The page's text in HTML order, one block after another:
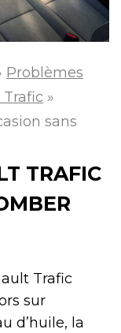
Problèmes
»
sans
TRAFIC
Trafic
sur
d’huile, la